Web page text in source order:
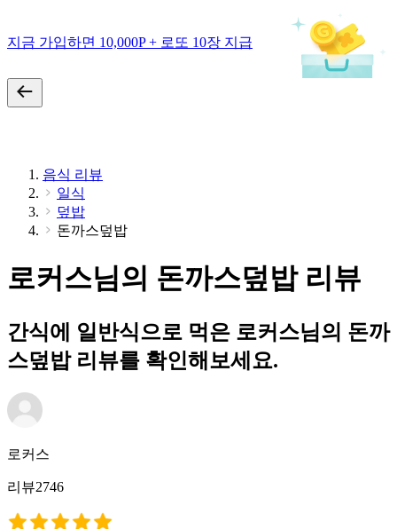
지금 가입하면 10,000P + 로또 10장 지급
음식 리뷰
일식
덮밥
돈까스덮밥
로커스님의 돈까스덮밥 리뷰
간식에 일반식으로 먹은 로커스님의 돈까
스덮밥 리뷰를 확인해보세요.
로커스
리뷰2746